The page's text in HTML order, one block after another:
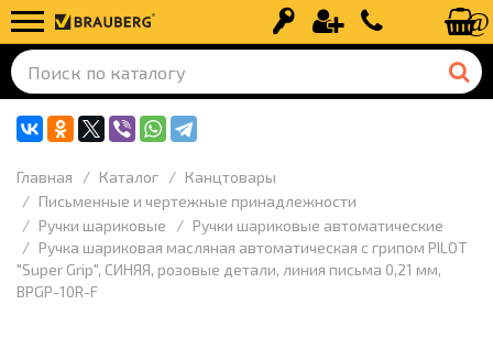
Вход Регистрация+7 (499) 110-
Главная Каталог
Канцтовары
Письменные и чертежные принадлежности
Ручки шариковые
Ручки шариковые автоматические
Ручка шариковая масляная автоматическая с грипом PILOT
"Super Grip", СИНЯЯ, розовые детали, линия письма 0,21 мм,
BPGP-10R-F